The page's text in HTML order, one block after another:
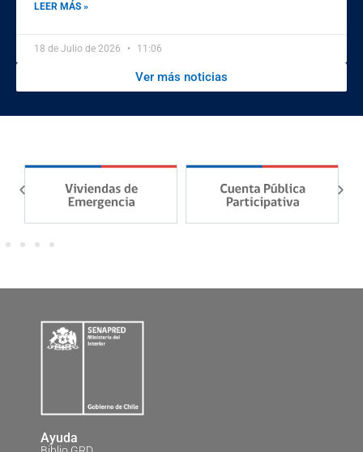
LEER MÁS »
18 de Julio de 2026 11:06
Ver más noticias
Ayuda